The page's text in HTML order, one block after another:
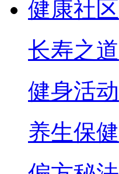
健康社区
长寿之道
健身活动
养生保健